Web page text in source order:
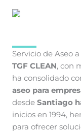
Servicio de Aseo
TGF CLEAN, con
ha consolidado
aseo para
desde Santiago
inicios en 1994,
para ofrecer